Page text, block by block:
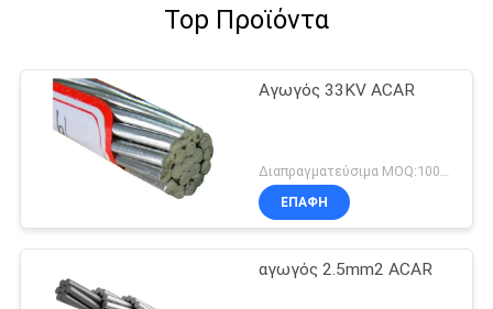
Top Προϊόντα
Αγωγός 33KV ACAR
Διαπραγματεύσιμα MOQ:1000M
ΕΠΑΦΉ
αγωγός 2.5mm2 ACAR